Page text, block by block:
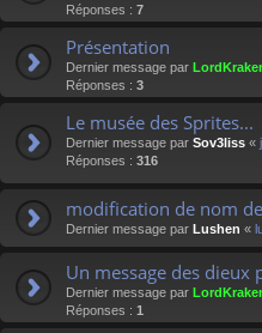
Réponses : 7
Présentation
Dernier message par
Réponses : 3
Le musée des Sprites...
Dernier message par Sov3liss «
Réponses : 316
modification de nom
Dernier message par Lushen «
Un message des dieux
Dernier message par
Réponses : 1